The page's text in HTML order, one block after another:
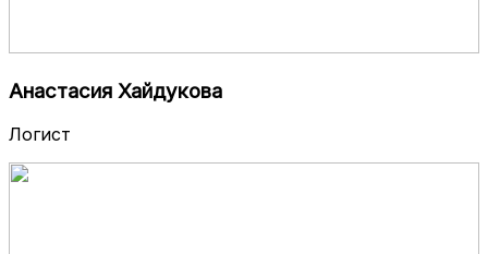
Анастасия Хайдукова
Логист